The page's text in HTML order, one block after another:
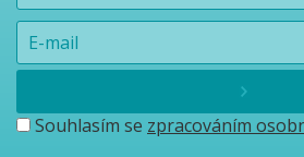
Souhlasím se zpracováním